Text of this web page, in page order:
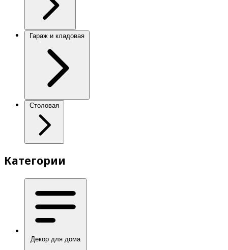
Гараж и кладовая
Столовая
Категории
Декор для дома